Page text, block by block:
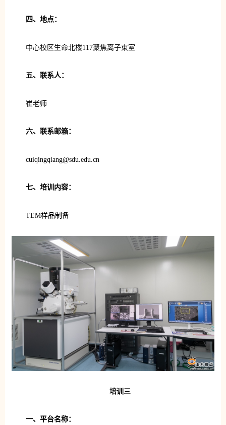
四、地点：
中心校区生命北楼117聚焦离子束室
五、联系人：
崔老师
六、联系邮箱：
cuiqingqiang@sdu.edu.cn
七、培训内容：
TEM样品制备
培训三
一、平台名称：